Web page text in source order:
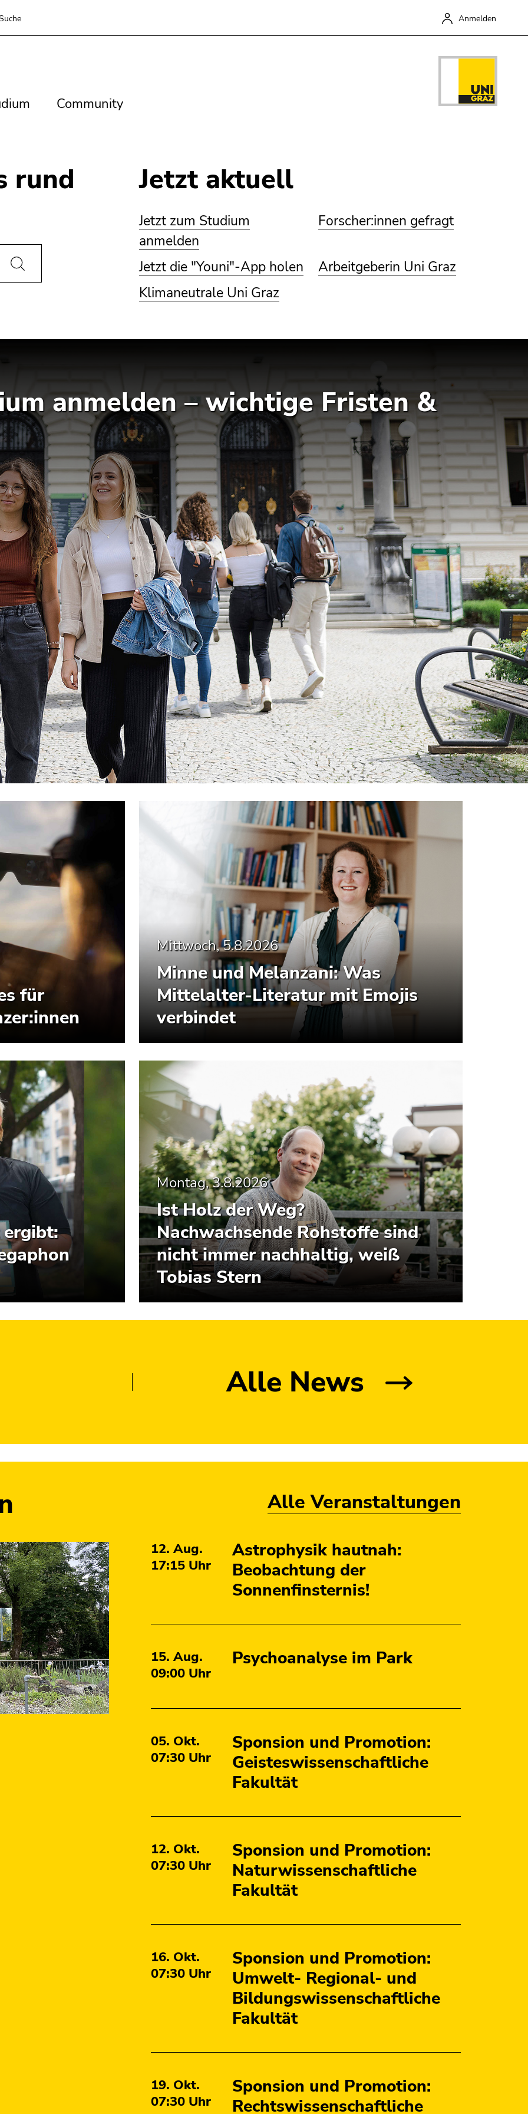
Anmelden
Community
Community
rund
Jetzt aktuell
Jetzt zum Studium
anmelden
Jetzt die "Youni"-App holen
Klimaneutrale Uni Graz
Forscher:innen gefragt
Arbeitgeberin Uni Graz
anmelden – wichtige Fristen &
für
Mittwoch, 5.8.2026
Minne und Melanzani: Was
Mittelalter-Literatur mit Emojis
verbindet
ergibt:
Montag, 3.8.2026
Ist Holz der Weg?
Nachwachsende Rohstoffe sind
nicht immer nachhaltig, weiß
Tobias Stern
Alle News
Alle Veranstaltungen
Auswahl
aktueller
12. Aug.
17:15 Uhr
Astrophysik hautnah:
Beobachtung der
Sonnenfinsternis!
15. Aug.
09:00 Uhr
Psychoanalyse im Park
05. Okt.
07:30 Uhr
Sponsion und Promotion:
Geisteswissenschaftliche
Fakultät
12. Okt.
07:30 Uhr
Sponsion und Promotion:
Naturwissenschaftliche
Fakultät
16. Okt.
07:30 Uhr
Sponsion und Promotion:
Umwelt- Regional- und
Bildungswissenschaftliche
Fakultät
19. Okt.
07:30 Uhr
Sponsion und Promotion:
Rechtswissenschaftliche